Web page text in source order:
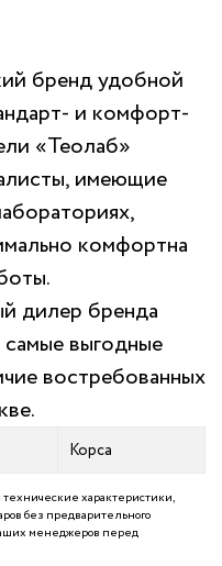
бренд удобной
и комфорт-
«Теолаб»
имеющие
комфортна
дилер бренда
выгодные
востребованных
Корса
характеристики,
без предварительного
менеджеров перед